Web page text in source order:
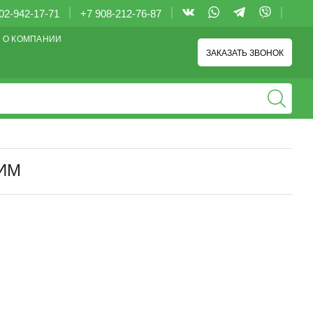
942-17-71 +7 908-212-76-87
О КОМПАНИИ
ЗАКАЗАТЬ ЗВОНОК